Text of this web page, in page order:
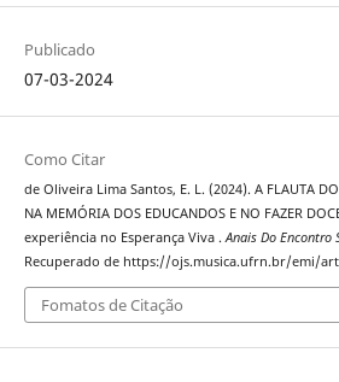
Publicado
07-03-2024
Como Citar
de Oliveira Lima Santos, E. L. (2024). A FLAUTA
NA MEMÓRIA DOS EDUCANDOS E NO FAZER
experiência no Esperança Viva .Anais Do Encontro
Recuperado de https://ojs.musica.ufrn.br/emi/
Fomatos de Citação